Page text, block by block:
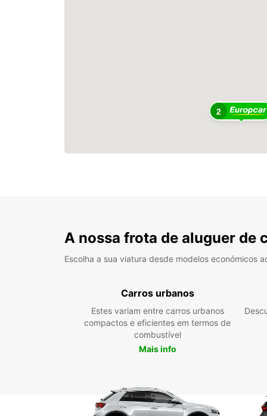
2
A nossa frota de aluguer de
Escolha a sua viatura desde modelos económicos
Carros urbanos
Estes variam entre carros urbanos
compactos e eficientes em termos de
combustível
Mais info